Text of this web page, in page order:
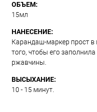
ОБЪЕМ:
15мл
НАНЕСЕНИЕ:
Карандаш-маркер прост в
того, чтобы его
ржавчины.
ВЫСЫХАНИЕ:
10 - 15 минут.